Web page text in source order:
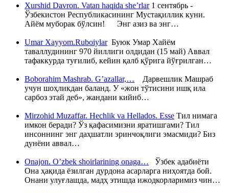
Xurshid Davron. Vatan haqida she’rlar1 сентябрь -
Ўзбекистон Республикасининг Мустақиллик куни.
Айём муборак бўлсин! Энг азиз ва энг…
Umar Xayyom.RuboiylarБуюк Умар Хайём
таваллудининг 970 йиллиги олдидан (15 май) Аввал
тафаккурда туғилиб, кейин қалб қўрига йўғрилган…
Boborahim Mashrab. G’azallar,… Дарвешлик Машраб
учун шоҳликдан баланд. У «жон тўтисини ишқ ила
сарбоз этай деб», жандани кийиб…
Mirzohid Muzaffar. Hechlik va Hellados. Esse Тил нимага
имкон беради? Ўз қафасимизни яратишгами? Тил
инсоннинг энг даҳшатли эринчоқлиги эмасмиди? Биз
дунёни аввал…
Onajon. O’zbek shoirlarining onaga… Ўзбек адабиёти
Она ҳақида ёзилган дурдона асарларга ниҳоятда бой.
Онани улуғлашда, мадҳ этишда ижодкорларимиз чин…